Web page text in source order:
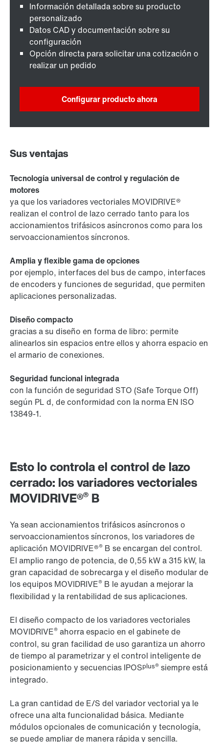
Esto lo controla el control de lazo
cerrado: los variadores vectoriales
MOVIDRIVE®® B
Ya sean accionamientos trifásicos asíncronos o
servoaccionamientos síncronos, los variadores de
aplicación MOVIDRIVE®® B se encargan del control.
El amplio rango de potencia, de 0,55 kW a 315 kW, la
gran capacidad de sobrecarga y el diseño modular de
los equipos MOVIDRIVE® B le ayudan a mejorar la
flexibilidad y la rentabilidad de sus aplicaciones.
El diseño compacto de los variadores vectoriales
MOVIDRIVE® ahorra espacio en el gabinete de
control, su gran facilidad de uso garantiza un ahorro
de tiempo al parametrizar y el control inteligente de
posicionamiento y secuencias IPOSplus® siempre está
integrado.
La gran cantidad de E/S del variador vectorial ya le
ofrece una alta funcionalidad básica. Mediante
módulos opcionales de comunicación y tecnología,
se puede ampliar de manera rápida y sencilla.
Información detallada sobre su producto
personalizado
Datos CAD y documentación sobre su
configuración
Opción directa para solicitar una cotización o
realizar un pedido
Configurar producto ahora
Sus ventajas
Tecnología universal de control y regulación de
motores
ya que los variadores vectoriales MOVIDRIVE®
realizan el control de lazo cerrado tanto para los
accionamientos trifásicos asíncronos como para los
servoaccionamientos síncronos.
Amplia y flexible gama de opciones
por ejemplo, interfaces del bus de campo, interfaces
de encoders y funciones de seguridad, que permiten
aplicaciones personalizadas.
Diseño compacto
gracias a su diseño en forma de libro: permite
alinearlos sin espacios entre ellos y ahorra espacio en
el armario de conexiones.
Seguridad funcional integrada
con la función de seguridad STO (Safe Torque Off)
según PL d, de conformidad con la norma EN ISO
13849-1.